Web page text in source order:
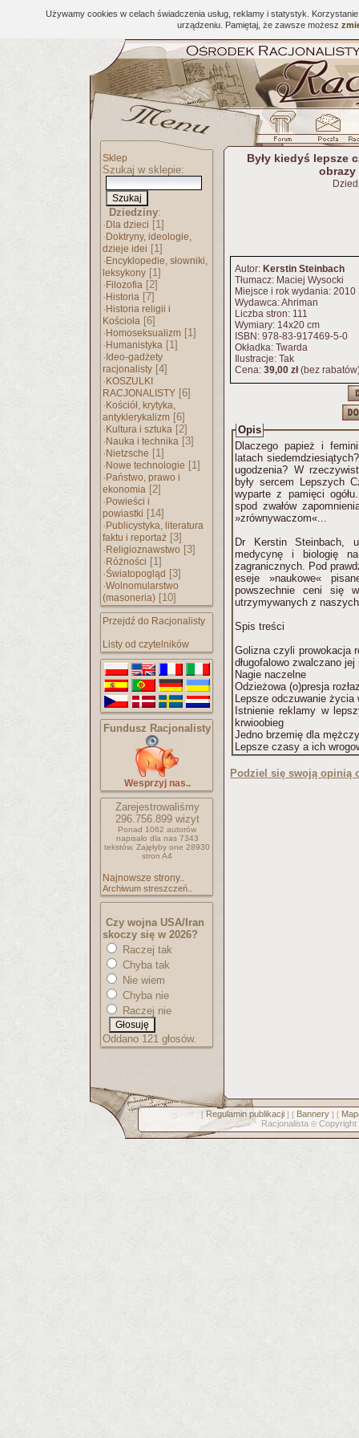
Używamy cookies w celach świadczenia usług, reklamy i statystyk.
urządzeniu. Pamiętaj, że zawsze możesz
Sklep
Szukaj w sklepie:
Dziedziny:
· Dla dzieci [1]
· Doktryny, ideologie,
dzieje idei [1]
· Encyklopedie, słowniki,
leksykony [1]
· Filozofia [2]
· Historia [7]
· Historia religii i
Kościoła [6]
· Homoseksualizm [1]
· Humanistyka [1]
· Ideo-gadżety
racjonalisty [4]
· KOSZULKI
RACJONALISTY [6]
· Kościół, krytyka,
antyklerykalizm [6]
· Kultura i sztuka [2]
· Nauka i technika [3]
· Nietzsche [1]
· Nowe technologie [1]
· Państwo, prawo i
ekonomia [2]
· Powieści i
powiastki [14]
· Publicystyka, literatura
faktu i reportaż [3]
· Religioznawstwo [3]
· Różności [1]
·Światopogląd [3]
·Wolnomularstwo
(masoneria) [10]
Przejdź do Racjonalisty
Listy od czytelników
Fundusz Racjonalisty
Wesprzyj nas..
Zarejestrowaliśmy
296.756.899wizyt
Ponad 1062 autorów
napisało dla nas 7343
tekstów. Zajęłyby one 28930
stron A4
Najnowsze strony..
Archiwum streszczeń..
Czy wojna USA/Iran
skoczy się w 2026?
Raczej tak
Chyba tak
Nie wiem
Chyba nie
Raczej nie
Oddano 121 głosów.
Były kiedyś lepsze
obrazy
Autor: Kerstin Steinbach
Tłumacz: Maciej Wysocki
Miejsce i rok wydania: 2010
Wydawca: Ahriman
Liczba stron: 111
Wymiary: 14x20 cm
ISBN: 978-83-917469-5-0
Okładka: Twarda
Ilustracje: Tak
Cena: 39,00 zł(bez
Opis
Dlaczego papież i
latach
ugodzenia? W
były sercem Lepszych
wyparte z pamięci
spod zwałów
»zrównywaczom«...
Dr Kerstin Steinbach,
medycynę i biologię
zagranicznych. Pod
eseje »naukowe«
powszechnie ceni się
utrzymywanych z
Spis treści
Golizna czyli prowokacja
długofalowo zwalczano
Nagie naczelne
Odzieżowa (o)presja
Lepsze odczuwanie
Istnienie reklamy w
krwioobieg
Jedno brzemię dla
Lepsze czasy a ich
Podziel się swoją opinią
[ Regulamin publikacji] [ Bannery] [
Racjonalista © Copyright